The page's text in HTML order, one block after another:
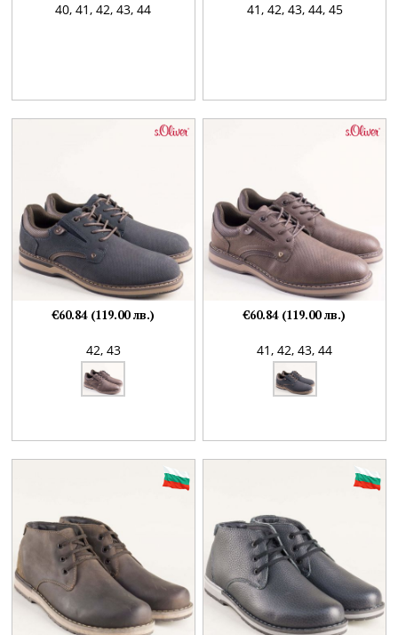
40,41,42,43,44 41, 42, 43, 44, 45
42, 43
€60.84 (119.00 лв.)
41, 42, 43, 44
€60.84 (119.00 лв.)